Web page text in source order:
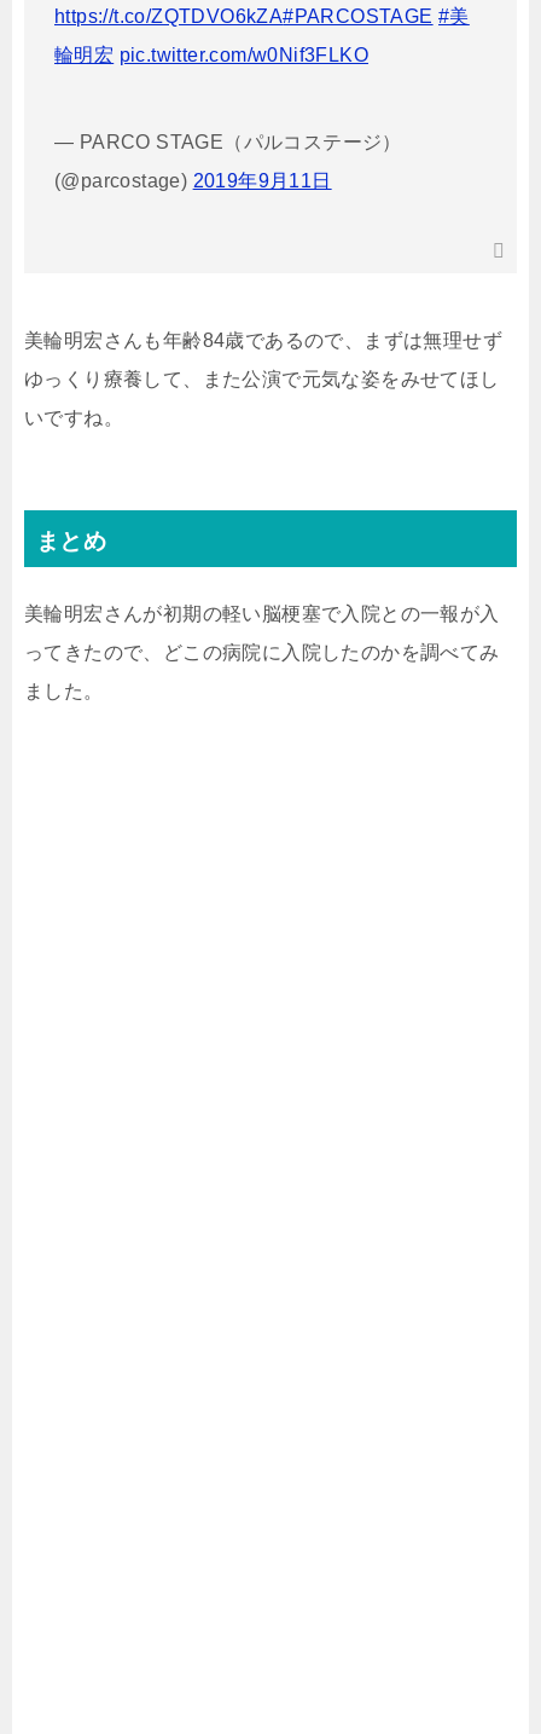
https://t.co/ZQTDVO6kZA#PARCOSTAGE #美
輪明宏 pic.twitter.com/w0Nif3FLKO
— PARCO STAGE（パルコステージ）
(@parcostage) 2019年9月11日
美輪明宏さんも年齢84歳であるので、まずは無理せず
ゆっくり療養して、また公演で元気な姿をみせてほし
いですね。
まとめ
美輪明宏さんが初期の軽い脳梗塞で入院との一報が入
ってきたので、どこの病院に入院したのかを調べてみ
ました。